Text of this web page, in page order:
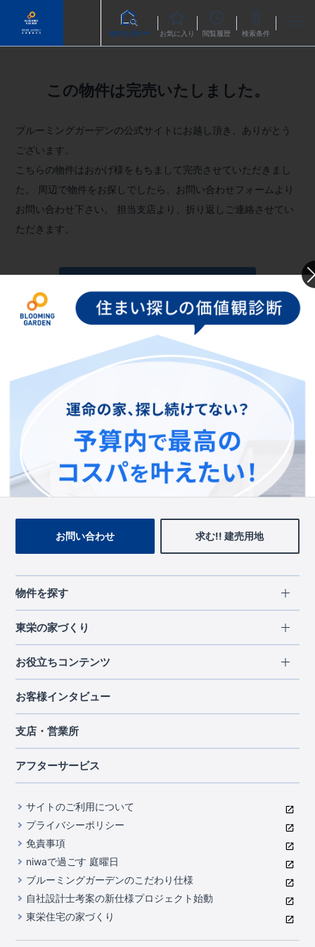
物件を探す お気に入り 閲覧履歴 検索条件
この物件は完売いたしました。
ブルーミングガーデンの公式サイトにお越し頂き、ありがとう
ございます。
こちらの物件はおかげ様をもちまして完売させていただきまし
た。
周辺で物件をお探しでしたら、お問い合わせフォームより
お問い合わせ下さい。
担当支店より、折り返しご連絡させてい
ただきます。
お問い合わせフォームへ
この物件を見ている人に
おすすめの物件
お問い合わせ 求む!! 建売用地
物件を探す
エリアから探す
北海道・東北
北海道
宮城県
千葉県
中部
山梨県
静岡県
滋賀県
京都府
中国・四国
岡山県
広島県
九州・沖縄
福岡県
熊本県
東栄の家づくり
長期優良住宅
住宅性能評価書
ブルーミングガーデンは地震につよい<建物編>
室内空間を快適に保つ断熱性能
コストパフォーマンスに自信
充実のアフターサポート
第三者評価によるお墨付き
家づくりのプロにも選ばれるブルーミングガーデン
住んでみるとじわじわ伝わる暮らしやすさへのこだわり
自社一貫体制
お役立ちコンテンツ
ご契約までの道のり
現地見学ガイド
ご紹介制度のご案内
東栄INDEX（用語集）
お客様インタビュー
支店・営業所
アフターサービス
サイトのご利用について
プライバシーポリシー
免責事項
niwaで過ごす 庭曜日
ブルーミングガーデンのこだわり仕様
自社設計士考案の新仕様プロジェクト始動
東栄住宅の家づくり